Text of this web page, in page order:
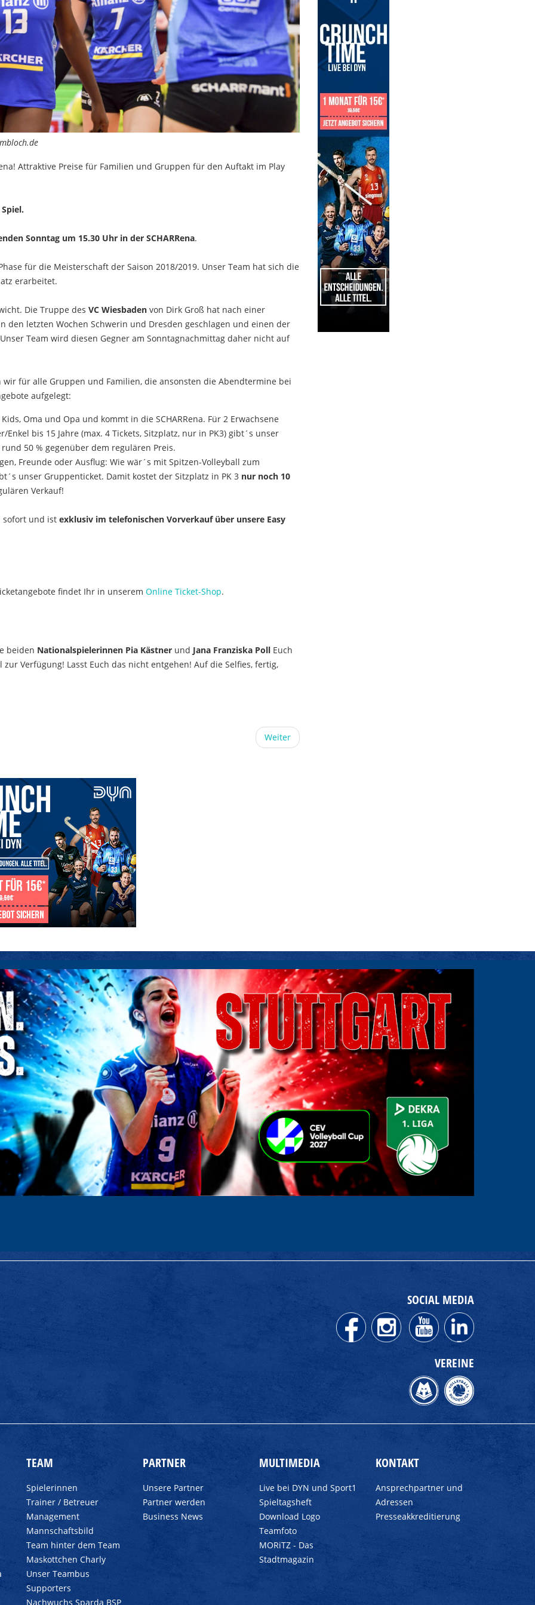
Attraktive Preise für Familien und Gruppen für den Auftakt im Play
Sonntag um 15.30 Uhr in der SCHARRena.
für die Meisterschaft der Saison 2018/2019. Unser Team hat sich die
erarbeitet.
Die Truppe des VC Wiesbaden von Dirk Groß hat nach einer
den letzten Wochen Schwerin und Dresden geschlagen und einen der
Team wird diesen Gegner am Sonntagnachmittag daher nicht auf
für alle Gruppen und Familien, die ansonsten die Abendtermine bei
aufgelegt:
Oma und Opa und kommt in die SCHARRena. Für 2 Erwachsene
bis 15 Jahre (max. 4 Tickets, Sitzplatz, nur in PK3) gibt´s unser
50 % gegenüber dem regulären Preis.
Freunde oder Ausflug: Wie wär´s mit Spitzen-Volleyball zum
unser Gruppenticket. Damit kostet der Sitzplatz in PK 3 nur noch 10
Verkauf!
sofort und ist exklusiv im telefonischen Vorverkauf über unsere Easy
findet Ihr in unserem Online Ticket-Shop.
beiden Nationalspielerinnen Pia Kästner und Jana Franziska Poll Euch
Verfügung! Lasst Euch das nicht entgehen! Auf die Selfies, fertig,
Weiter
SOCIAL MEDIA
VEREINE
TEAM
Spielerinnen
Trainer / Betreuer
Management
Mannschaftsbild
Team hinter dem Team
Maskottchen Charly
Unser Teambus
Supporters
Nachwuchs Sparda BSP
PARTNER
Unsere Partner
Partner werden
Business News
MULTIMEDIA
Live bei DYN und Sport1
Spieltagsheft
Download Logo
Teamfoto
MORiTZ - Das
Stadtmagazin
KONTAKT
Ansprechpartner und
Adressen
Presseakkreditierung